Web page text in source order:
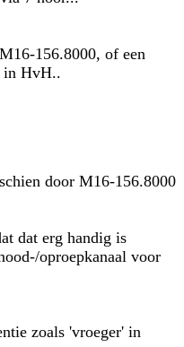
156.8000, of een
in HvH..
door M16-156.8000
dat erg handig is
oproepkanaal voor
zoals 'vroeger' in